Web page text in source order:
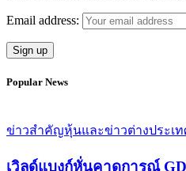
Email address:
Popular News
ข่าวสำคัญหุ้นและข่าวต่างประเ
เวิลด์แบงก์หั่นคาดการณ์